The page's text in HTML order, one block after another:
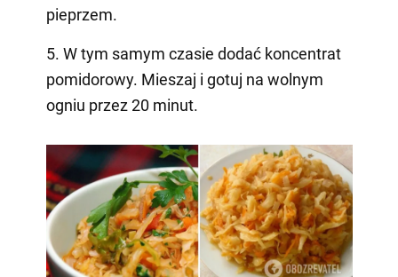
pieprzem.
5. W tym samym czasie dodać koncentrat
pomidorowy. Mieszaj i gotuj na wolnym
ogniu przez 20 minut.